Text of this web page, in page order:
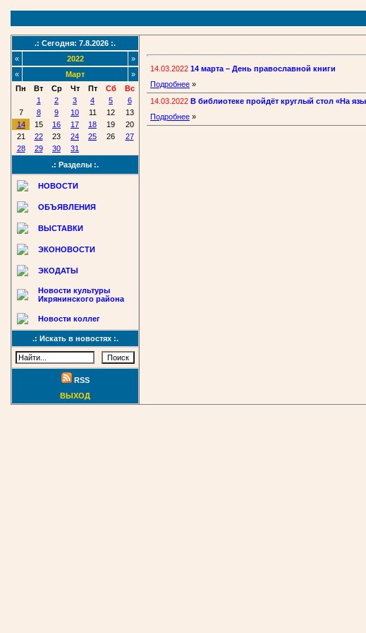
.: Сегодня: 7.8.2026 :.
«
2022
»
«
Март
»
Пн
Вт Ср Чт Пт Сб
Вс
1
2 3 4 5
6
7
8 9 10 11 12
13
14
15 16 17 18 19
20
21
22 23 24 25 26
27
28
29 30
31
.: Разделы :.
НОВОСТИ
ОБЪЯВЛЕНИЯ
ВЫСТАВКИ
ЭКОНОВОСТИ
ЭКОДАТЫ
Новости культуры
Икрянинского района
Новости коллег
.: Искать в новостях :.
RSS
ВЫХОД
14.03.2022 14 марта – День православной книги
Подробнее »
14.03.2022 В библиотеке пройдёт круглый стол «На
Подробнее »